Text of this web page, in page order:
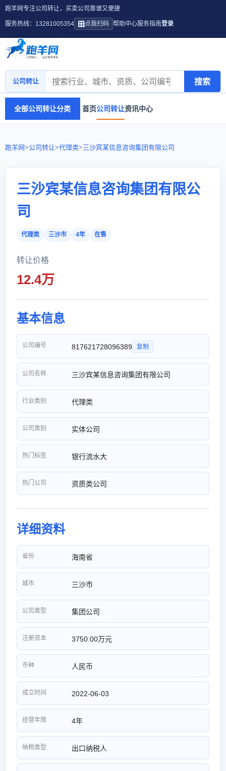
跑羊网专注公司转让，买卖公司靠谱又便捷
服务热线：13281005354 点我扫码 帮助中心服务指南登录
公司转让 搜索
全部公司转让分类 首页公司转让资讯中心
跑羊网>公司转让>代理类>三沙宾某信息咨询集团有限公司
三沙宾某信息咨询集团有限公
司
代理类 三沙市 4年 在售
转让价格
12.4万
基本信息
公司编号 817621728096389 复制
公司名称 三沙宾某信息咨询集团有限公司
行业类别 代理类
公司类别 实体公司
热门标签 银行流水大
热门公司 资质类公司
详细资料
省份 海南省
城市 三沙市
公司类型 集团公司
注册资本 3750.00万元
币种 人民币
成立时间 2022-06-03
经营年限 4年
纳税类型 出口纳税人